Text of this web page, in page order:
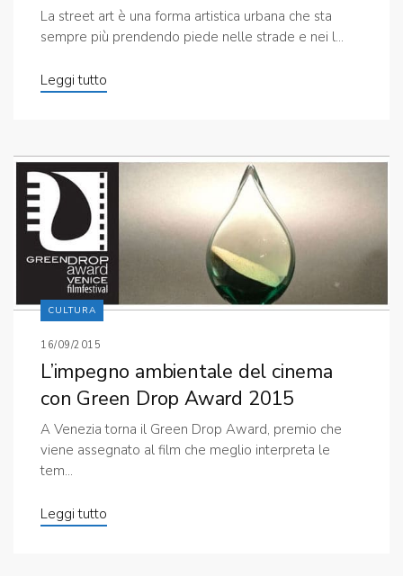
La street art è una forma artistica urbana che sta
sempre più prendendo piede nelle strade e nei l...
Leggi tutto
CULTURA
16/09/2015
L’impegno ambientale del cinema
con Green Drop Award 2015
A Venezia torna il Green Drop Award, premio che
viene assegnato al film che meglio interpreta le
tem...
Leggi tutto